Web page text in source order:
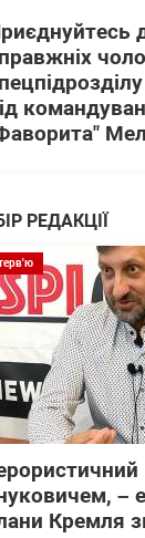
РЕДАКЦІЇ
–
Кремля